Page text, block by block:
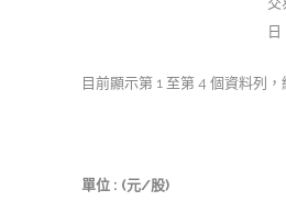
日
目前顯示第 1 至第 4 個資料列
單位 : (元/股)